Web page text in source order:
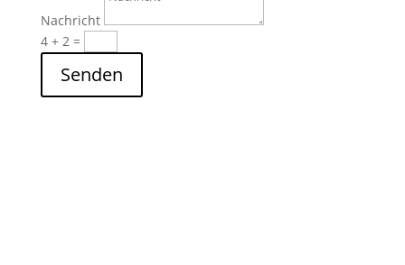
Nachricht
4 + 2=
Senden